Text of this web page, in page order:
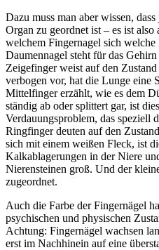
Dazu muss man aber wissen,
Organ zu geordnet ist – es ist
welchem Fingernagel sich
Daumennagel steht für das
Zeigefinger weist auf den
verbogen vor, hat die Lunge eine
Mittelfinger erzählt, wie es dem
ständig ab oder splittert gar, ist
Verdauungsproblem, das speziell
Ringfinger deuten auf den
sich mit einem weißen Fleck, ist
Kalkablagerungen in der Niere
Nierensteinen groß. Und der
zugeordnet.
Auch die Farbe der Fingernägel
psychischen und physischen
Achtung: Fingernägel wachsen
erst im Nachhinein auf eine